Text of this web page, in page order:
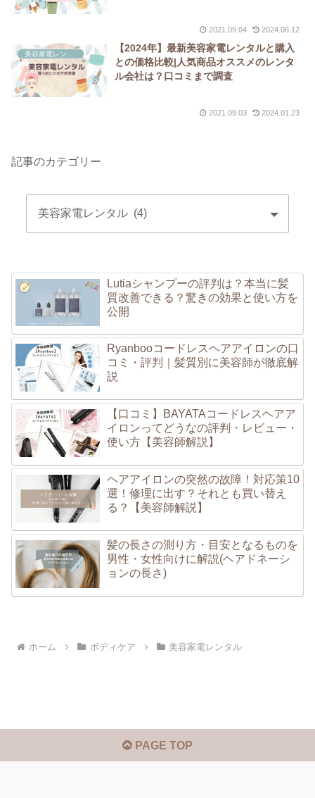
2021.09.04 2024.06.12
【2024年】最新美容家電レンタルと購入
との価格比較|人気商品オススメのレンタ
ル会社は？口コミまで調査
2021.09.03 2024.01.23
記事のカテゴリー
Lutiaシャンプーの評判は？本当に髪
質改善できる？驚きの効果と使い方を
公開
Ryanbooコードレスヘアアイロンの口
コミ・評判｜髪質別に美容師が徹底解
説
【口コミ】BAYATAコードレスヘアア
イロンってどうなの評判・レビュー・
使い方【美容師解説】
ヘアアイロンの突然の故障！対応策10
選！修理に出す？それとも買い替え
る？【美容師解説】
髪の長さの測り方・目安となるものを
男性・女性向けに解説(ヘアドネーシ
ョンの長さ)
ホーム ボディケア 美容家電レンタル
PAGE TOP